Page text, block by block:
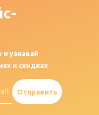
и узнавай
и скидках